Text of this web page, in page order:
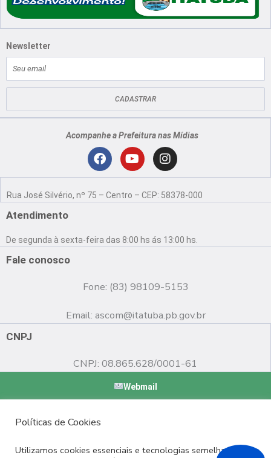
Newsletter
mail
CADASTRAR
Acompanhe a Prefeitura nas Mídias
F
c
o
o
Y
u
b
e
I
n
s
g
r
Rua José Silvério, nº 75 – Centro – CEP: 58378-000
Atendimento
De segunda à sexta-feira das 8:00 hs ás 13:00 hs.
Fale conosco
Fone: (83) 98109-5153
Email: ascom@itatuba.pb.gov.br
CNPJ
CNPJ: 08.865.628/0001-61
Webmail
Políticas de Cookies
Utilizamos cookies essenciais e tecnologias semelhantes de